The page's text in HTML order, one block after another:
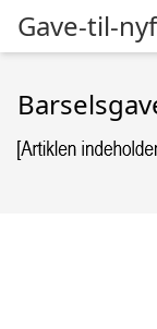
Gave-til-